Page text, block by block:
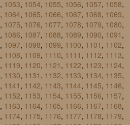
, 1053, 1054, 1055, 1056, 1057, 1058,
, 1064, 1065, 1066, 1067, 1068, 1069,
, 1075, 1076, 1077, 1078, 1079, 1080,
, 1086, 1087, 1088, 1089, 1090, 1091 ,
, 1097, 1098, 1099, 1100, 1101 , 1102,
, 1108, 1109, 1110, 1111 , 1112, 1113,
, 1119, 1120, 1121 , 1122, 1123, 1124,
, 1130, 1131 , 1132, 1133, 1134, 1135,
, 1141 , 1142, 1143, 1144, 1145, 1146,
, 1152, 1153, 1154, 1155, 1156, 1157,
, 1163, 1164, 1165, 1166, 1167, 1168,
, 1174, 1175, 1176, 1177, 1178, 1179,